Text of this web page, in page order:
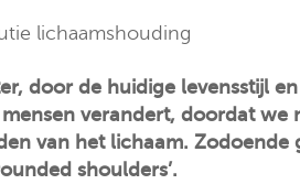
lichaamshouding
door de huidige levensstijl
verandert, doordat
van het lichaam.
shoulders’.